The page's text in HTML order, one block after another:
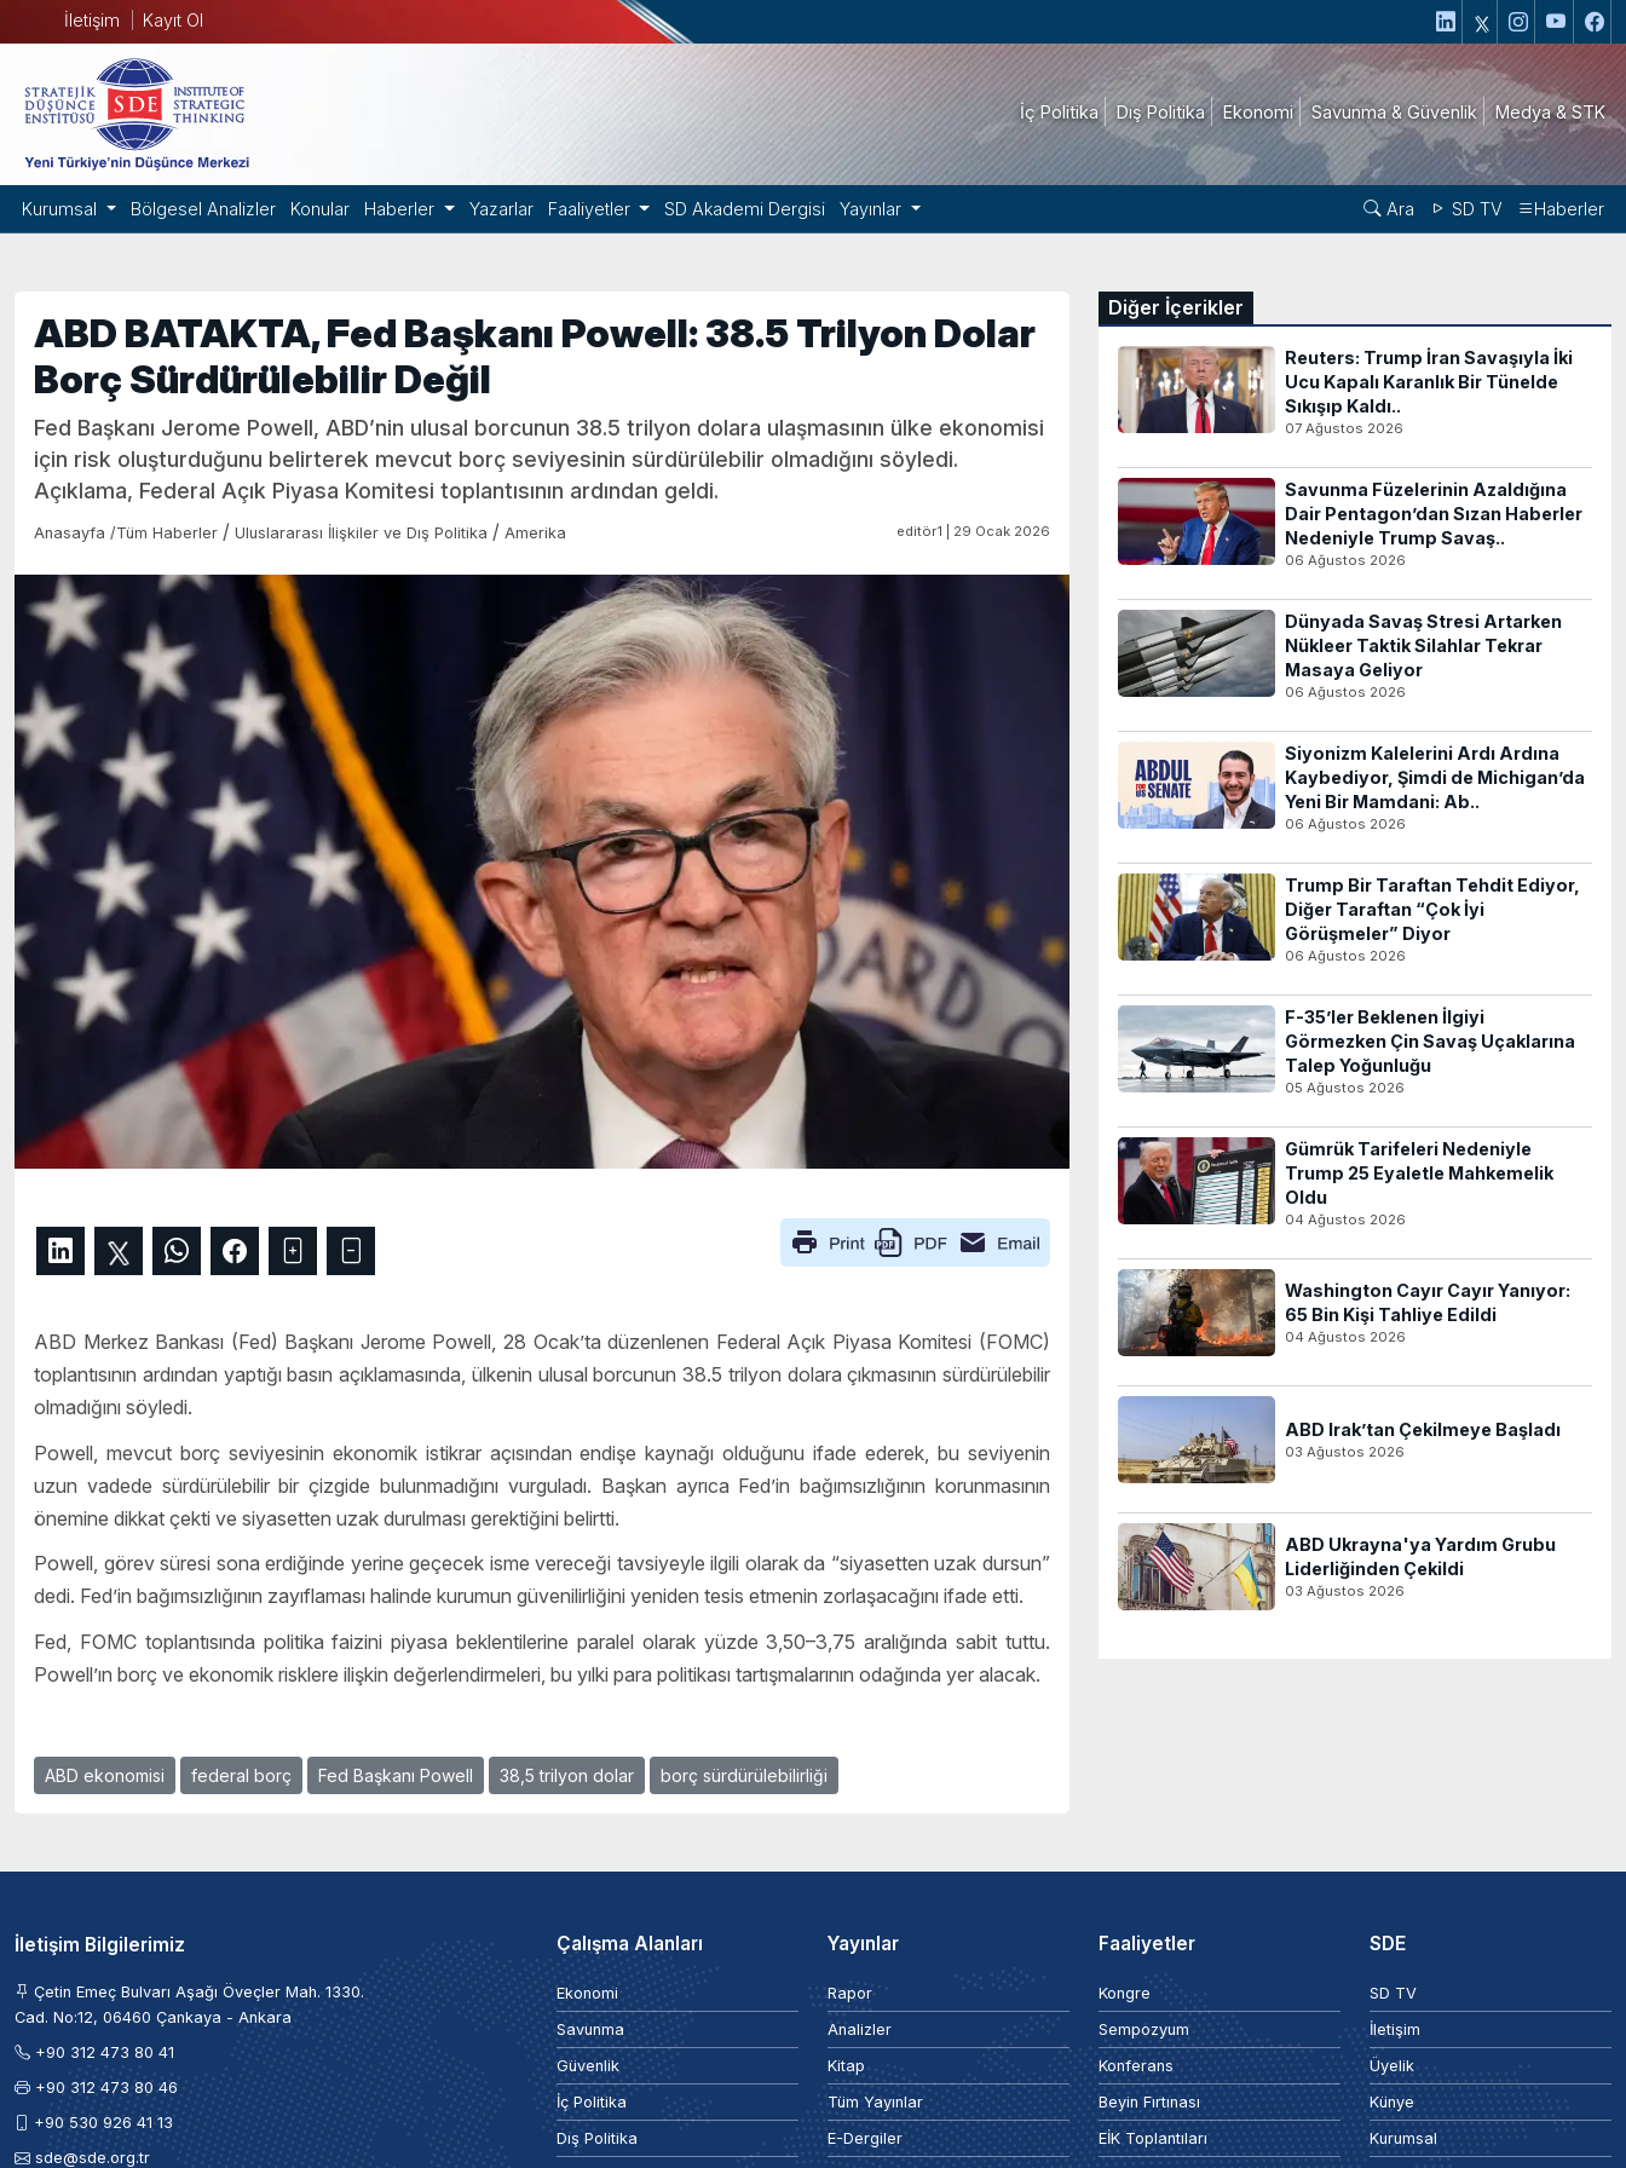
İletişim Kayıt Ol
İç Politika Dış Politika Ekonomi Savunma & Güvenlik Medya & STK
Kurumsal Bölgesel Analizler Konular Haberler Yazarlar Faaliyetler SD Akademi Dergisi Yayınlar Ara SD TV Haberler
ABD BATAKTA, Fed Başkanı Powell: 38.5 Trilyon Dolar
Borç Sürdürülebilir Değil
Fed Başkanı Jerome Powell, ABD’nin ulusal borcunun 38.5 trilyon dolara ulaşmasının ülke ekonomisi
için risk oluşturduğunu belirterek mevcut borç seviyesinin sürdürülebilir olmadığını söyledi.
Açıklama, Federal Açık Piyasa Komitesi toplantısının ardından geldi.
Anasayfa /Tüm Haberler / Uluslararası İlişkiler ve Dış Politika / Amerika editör1 | 29 Ocak 2026
ABD Merkez Bankası (Fed) Başkanı Jerome Powell, 28 Ocak’ta düzenlenen Federal Açık Piyasa Komitesi (FOMC)
toplantısının ardından yaptığı basın açıklamasında, ülkenin ulusal borcunun 38.5 trilyon dolara çıkmasının sürdürülebilir
olmadığını söyledi.
Powell, mevcut borç seviyesinin ekonomik istikrar açısından endişe kaynağı olduğunu ifade ederek, bu seviyenin
uzun vadede sürdürülebilir bir çizgide bulunmadığını vurguladı. Başkan ayrıca Fed’in bağımsızlığının korunmasının
önemine dikkat çekti ve siyasetten uzak durulması gerektiğini belirtti.
Powell, görev süresi sona erdiğinde yerine geçecek isme vereceği tavsiyeyle ilgili olarak da “siyasetten uzak dursun”
dedi. Fed’in bağımsızlığının zayıflaması halinde kurumun güvenilirliğini yeniden tesis etmenin zorlaşacağını ifade etti.
Fed, FOMC toplantısında politika faizini piyasa beklentilerine paralel olarak yüzde 3,50–3,75 aralığında sabit tuttu.
Powell’ın borç ve ekonomik risklere ilişkin değerlendirmeleri, bu yılki para politikası tartışmalarının odağında yer alacak.
ABD ekonomisi federal borç Fed Başkanı Powell 38,5 trilyon dolar borç sürdürülebilirliği
Diğer İçerikler
Reuters: Trump İran Savaşıyla İki
Ucu Kapalı Karanlık Bir Tünelde
Sıkışıp Kaldı..
07 Ağustos 2026
Savunma Füzelerinin Azaldığına
Dair Pentagon’dan Sızan Haberler
Nedeniyle Trump Savaş..
06 Ağustos 2026
Dünyada Savaş Stresi Artarken
Nükleer Taktik Silahlar Tekrar
Masaya Geliyor
06 Ağustos 2026
Siyonizm Kalelerini Ardı Ardına
Kaybediyor, Şimdi de Michigan’da
Yeni Bir Mamdani: Ab..
06 Ağustos 2026
Trump Bir Taraftan Tehdit Ediyor,
Diğer Taraftan “Çok İyi
Görüşmeler” Diyor
06 Ağustos 2026
F-35’ler Beklenen İlgiyi
Görmezken Çin Savaş Uçaklarına
Talep Yoğunluğu
05 Ağustos 2026
Gümrük Tarifeleri Nedeniyle
Trump 25 Eyaletle Mahkemelik
Oldu
04 Ağustos 2026
Washington Cayır Cayır Yanıyor:
65 Bin Kişi Tahliye Edildi
04 Ağustos 2026
ABD Irak’tan Çekilmeye Başladı
03 Ağustos 2026
ABD Ukrayna'ya Yardım Grubu
Liderliğinden Çekildi
03 Ağustos 2026
İletişim Bilgilerimiz
Çetin Emeç Bulvarı Aşağı Öveçler Mah. 1330.
Cad. No:12, 06460 Çankaya - Ankara
+90 312 473 80 41
+90 312 473 80 46
+90 530 926 41 13
sde@sde.org.tr
Çalışma Alanları
Ekonomi
Savunma
Güvenlik
İç Politika
Dış Politika
Yayınlar
Rapor
Analizler
Kitap
Tüm Yayınlar
E-Dergiler
Faaliyetler
Kongre
Sempozyum
Konferans
Beyin Fırtınası
EİK Toplantıları
SDE
SD TV
İletişim
Üyelik
Künye
Kurumsal